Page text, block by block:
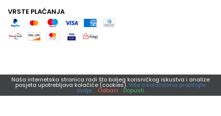
VRSTE PLAĆANJA
Naša internetska stranica radi što boljeg korisničkog iskustva i analize
posjeta upotrebljava kolačiće (cookies).Više o kolačićima pročitajte
ovdje. Odbaci Dopusti.